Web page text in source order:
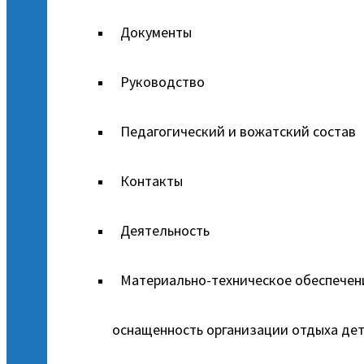
Документы
Руководство
Педагогический и вожатский состав
Контакты
Деятельность
Материально-техническое
оснащенность организации отдыха